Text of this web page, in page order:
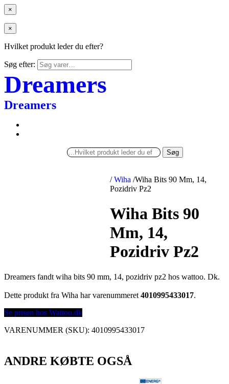
×
×
Hvilket produkt leder du efter?
Søg efter:
Dreamers
Dreamers
Søg
/ Wiha /Wiha Bits 90 Mm, 14,
Pozidriv Pz2
Wiha Bits 90
Mm, 14,
Pozidriv Pz2
Dreamers fandt wiha bits 90 mm, 14, pozidriv pz2 hos wattoo. Dk.
Dette produkt fra Wiha har varenummeret 4010995433017.
Se prisen hos Wattoo.dk
VARENUMMER (SKU): 4010995433017
ANDRE KØBTE OGSÅ